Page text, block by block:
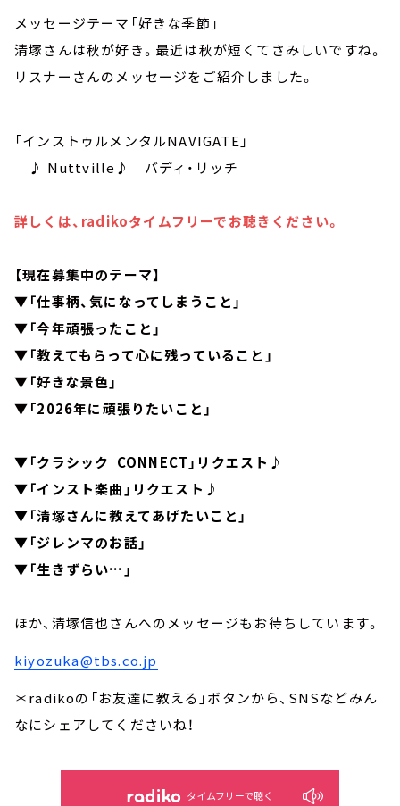
メッセージテーマ「好きな季節」
清塚さんは秋が好き。最近は秋が短くてさみしいですね。
リスナーさんのメッセージをご紹介しました。
「インストゥルメンタルNAVIGATE」
♪ Nuttville♪ バディ・リッチ
詳しくは、radikoタイムフリーでお聴きください。
【現在募集中のテーマ】
▼「仕事柄、気になってしまうこと」
▼「今年頑張ったこと」
▼「教えてもらって心に残っていること」
▼「好きな景色」
▼「2026年に頑張りたいこと」
▼「クラシック CONNECT」リクエスト♪
▼「インスト楽曲」リクエスト♪
▼「清塚さんに教えてあげたいこと」
▼「ジレンマのお話」
▼「生きずらい…」
ほか、清塚信也さんへのメッセージもお待ちしています。
kiyozuka@tbs.co.jp
＊radikoの「お友達に教える」ボタンから、SNSなどみん
なにシェアしてくださいね！
タイムフリーで聴く